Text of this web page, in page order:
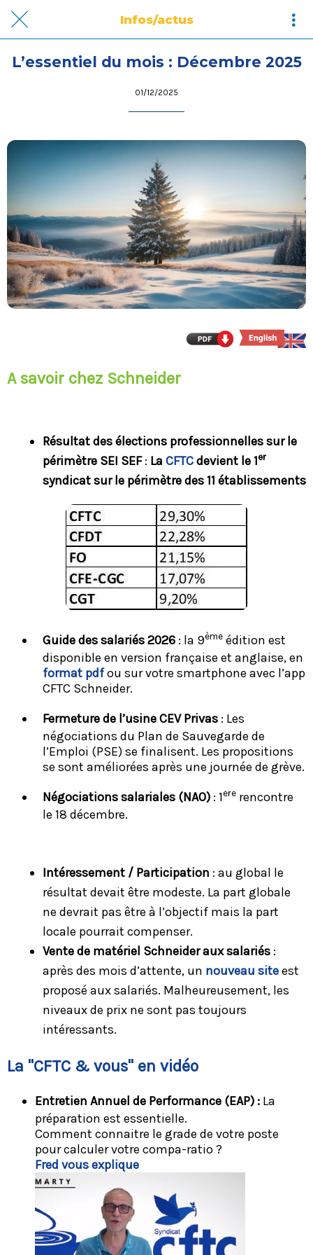
Infos/actus
L’essentiel du mois : Décembre 2025
01/12/2025
A savoir chez Schneider
Résultat des élections professionnelles sur le
périmètre SEI SEF: La CFTCdevient le 1er
syndicat sur le périmètre des 11 établissements
Guide des salariés 2026 : la 9ème édition est
disponible en version française et anglaise, en
format pdfou sur votre smartphone avec l’app
CFTC Schneider.
Fermeture de l’usine CEV Privas : Les
négociations du Plan de Sauvegarde de
l’Emploi (PSE) se finalisent. Les propositions
se sont améliorées après une journée de grève.
Négociations salariales (NAO) : 1ere rencontre
le 18 décembre.
Intéressement / Participation : au global le
résultat devait être modeste. La part globale
ne devrait pas être à l’objectif mais la part
locale pourrait compenser.
Vente de matériel Schneider aux salariés :
après des mois d’attente, un nouveau siteest
proposé aux salariés. Malheureusement, les
niveaux de prix ne sont pas toujours
intéressants.
La "CFTC & vous" en vidéo
Entretien Annuel de Performance (EAP) : La
préparation est essentielle.
Comment connaitre le grade de votre poste
pour calculer votre compa-ratio ?
Fred vous explique